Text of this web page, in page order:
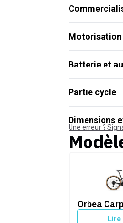
Motorisation
Batterie et
Partie cycle
Dimensions
Une erreur ?
Orbea
Lire